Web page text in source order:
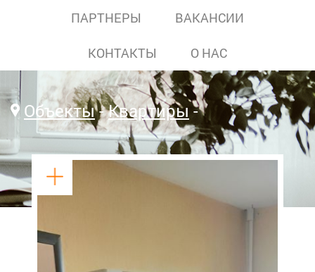
ПАРТНЕРЫ ВАКАНСИИ
КОНТАКТЫ О НАС
Объекты Квартиры